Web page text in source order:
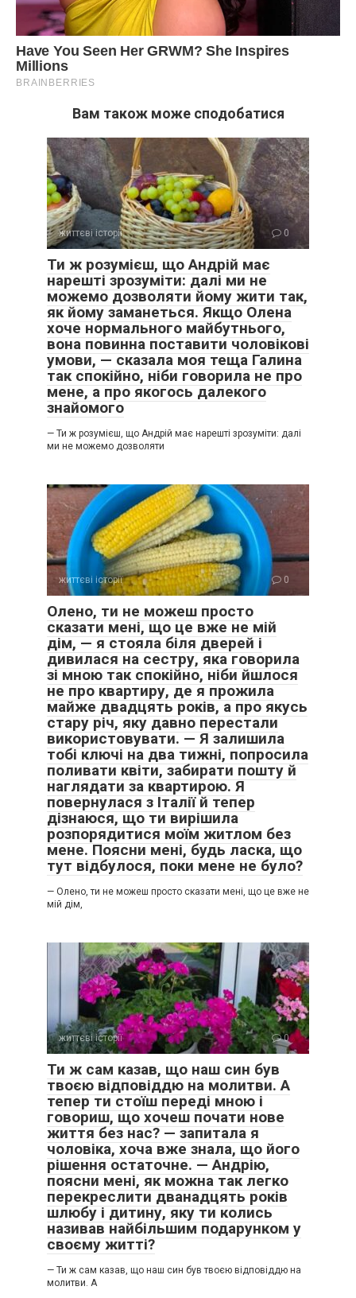
Вам також може сподобатися
життєві історії 0
Ти ж розумієш, що Андрій має
нарешті зрозуміти: далі ми не
можемо дозволяти йому жити так,
як йому заманеться. Якщо Олена
хоче нормального майбутнього,
вона повинна поставити чоловікові
умови, — сказала моя теща Галина
так спокійно, ніби говорила не про
мене, а про якогось далекого
знайомого
— Ти ж розумієш, що Андрій має нарешті зрозуміти: далі
ми не можемо дозволяти
життєві історії 0
Олено, ти не можеш просто
сказати мені, що це вже не мій
дім, — я стояла біля дверей і
дивилася на сестру, яка говорила
зі мною так спокійно, ніби йшлося
не про квартиру, де я прожила
майже двадцять років, а про якусь
стару річ, яку давно перестали
використовувати. — Я залишила
тобі ключі на два тижні, попросила
поливати квіти, забирати пошту й
наглядати за квартирою. Я
повернулася з Італії й тепер
дізнаюся, що ти вирішила
розпорядитися моїм житлом без
мене. Поясни мені, будь ласка, що
тут відбулося, поки мене не було?
— Олено, ти не можеш просто сказати мені, що це вже не
мій дім,
життєві історії 0
Ти ж сам казав, що наш син був
твоєю відповіддю на молитви. А
тепер ти стоїш переді мною і
говориш, що хочеш почати нове
життя без нас? — запитала я
чоловіка, хоча вже знала, що його
рішення остаточне. — Андрію,
поясни мені, як можна так легко
перекреслити дванадцять років
шлюбу і дитину, яку ти колись
називав найбільшим подарунком у
своєму житті?
— Ти ж сам казав, що наш син був твоєю відповіддю на
молитви. А